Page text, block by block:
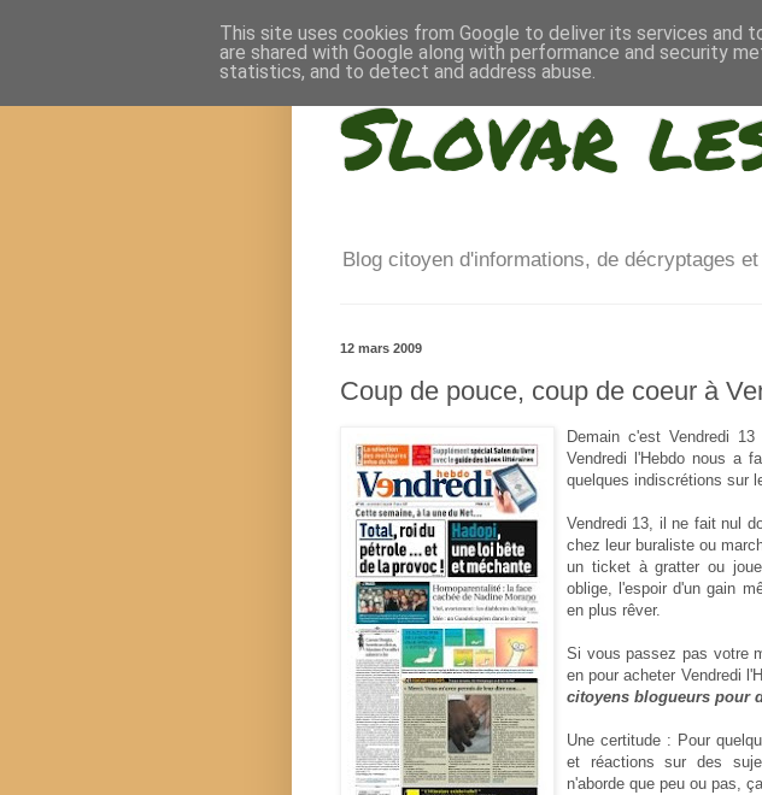
Slovar
Blog citoyen d'informations, de décryptages
12 mars 2009
Coup de pouce, coup de coeur à
Demain c'est Vendredi
Vendredi l'Hebdo nous a
quelques indiscrétions sur
Vendredi 13, il ne fait nul
chez leur buraliste ou
un ticket à gratter ou
oblige, l'espoir d'un gain
en plus rêver.
Si vous passez pas votre
en pour acheter Vendredi
citoyens blogueurs pour
Une certitude : Pour
et réactions sur des
n'aborde que peu ou pas,
This site uses cookies from Google to deliver its services and
are shared with Google along with performance and security
statistics, and to detect and address abuse.